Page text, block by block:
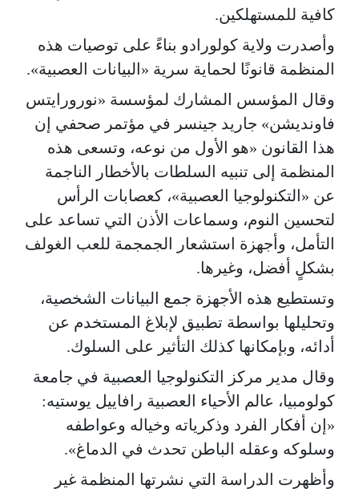
كافية للمستهلكين.
وأصدرت ولاية كولورادو بناءً على توصيات هذه
المنظمة قانونًا لحماية سرية «البيانات العصبية».
وقال المؤسس المشارك لمؤسسة «نورورايتس
فاونديشن» جاريد جينسر في مؤتمر صحفي إن
هذا القانون «هو الأول من نوعه، وتسعى هذه
المنظمة إلى تنبيه السلطات بالأخطار الناجمة
عن «التكنولوجيا العصبية»، كعصابات الرأس
لتحسين النوم، وسماعات الأذن التي تساعد على
التأمل، وأجهزة استشعار الجمجمة للعب الغولف
بشكلٍ أفضل، وغيرها.
وتستطيع هذه الأجهزة جمع البيانات الشخصية،
وتحليلها بواسطة تطبيق لإبلاغ المستخدم عن
أدائه، وبإمكانها كذلك التأثير على السلوك.
وقال مدير مركز التكنولوجيا العصبية في جامعة
كولومبيا، عالم الأحياء العصبية رافاييل يوستيه:
«إن أفكار الفرد وذكرياته وخياله وعواطفه
وسلوكه وعقله الباطن تحدث في الدماغ».
وأظهرت الدراسة التي نشرتها المنظمة غير